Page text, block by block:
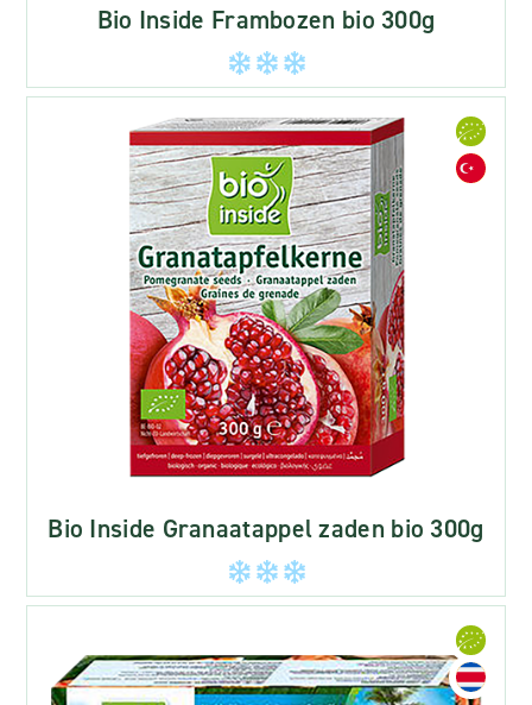
Bio Inside Frambozen bio 300g
Bio Inside Granaatappel zaden bio 300g